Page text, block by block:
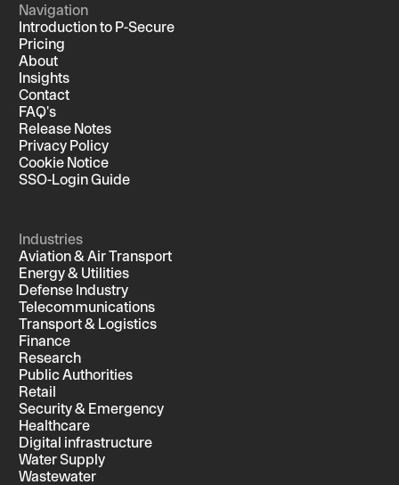
Navigation
Introduction to P-Secure
Pricing
About
Insights
Contact
FAQ's
Release Notes
Privacy Policy
Cookie Notice
SSO-Login Guide
Industries
Aviation & Air Transport
Energy & Utilities
Defense Industry
Telecommunications
Transport & Logistics
Finance
Research
Public Authorities
Retail
Security & Emergency
Healthcare
Digital infrastructure
Water Supply
Wastewater